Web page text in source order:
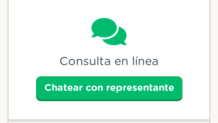
Consulta en línea
Chatear con representante